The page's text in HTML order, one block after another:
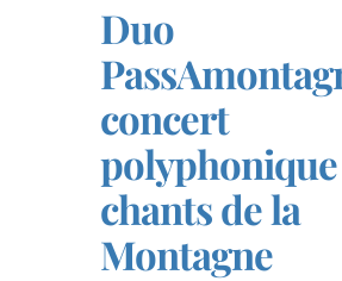
Duo
concert
chants de la
Montagne